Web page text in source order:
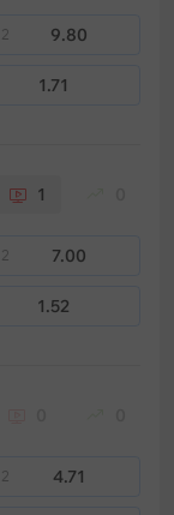
2 9.80
1.71
1
2 7.00
1.52
2 4.71